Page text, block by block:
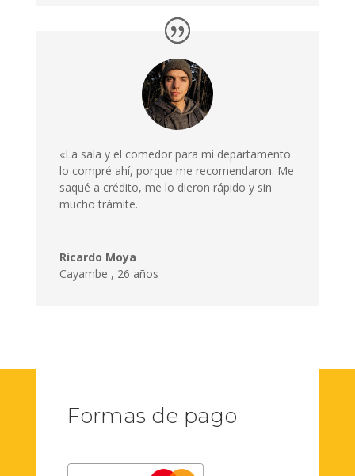
«La sala y el comedor para mi departamento
lo compré ahí, porque me recomendaron. Me
saqué a crédito, me lo dieron rápido y sin
mucho trámite.
Ricardo Moya
Cayambe , 26 años
Formas de pago